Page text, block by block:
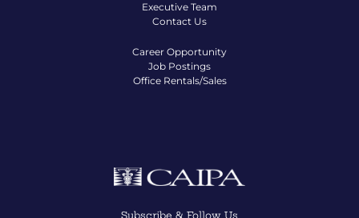
Executive Team
Contact Us
Career Opportunity
Job Postings
Office Rentals/Sales
Subscribe & Follow Us